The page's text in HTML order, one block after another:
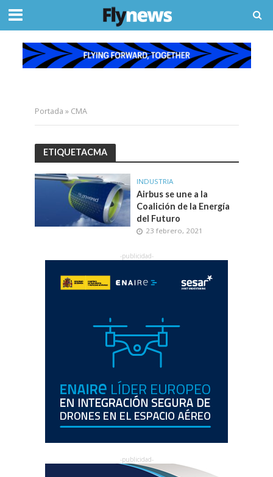
Portada » CMA
ETIQUETACMA
INDUSTRIA
Airbus se une a la
Coalición de la Energía
del Futuro
23 febrero, 2021